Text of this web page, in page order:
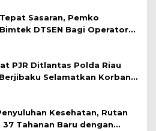
Sasaran, Pemko
DTSEN Bagi Operator
PJR Ditlantas Polda Riau
Selamatkan Korban
Kesehatan, Rutan
Tahanan Baru dengan